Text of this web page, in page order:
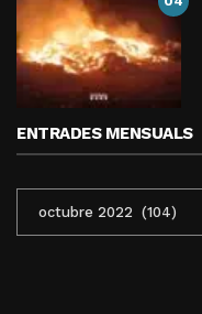
ENTRADES MENSUALS
MENSUALS